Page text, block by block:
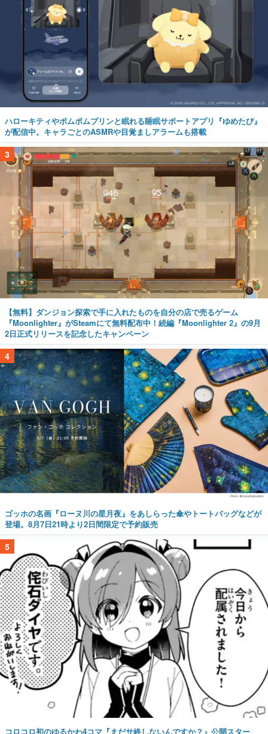
ハローキティやポムポムプリンと眠れる睡眠サポートアプリ『ゆめたび』
が配信中。キャラごとのASMRや目覚ましアラームも搭載
3
【無料】ダンジョン探索で手に入れたものを自分の店で売るゲーム
『Moonlighter』がSteamにて無料配布中！続編『Moonlighter 2』の9月
2日正式リリースを記念したキャンペーン
4
ゴッホの名画『ローヌ川の星月夜』をあしらった傘やトートバッグなどが
登場。8月7日21時より2日間限定で予約販売
5
コロコロ初のゆるかわ4コマ『まだサ終しないんですか？』公開スター